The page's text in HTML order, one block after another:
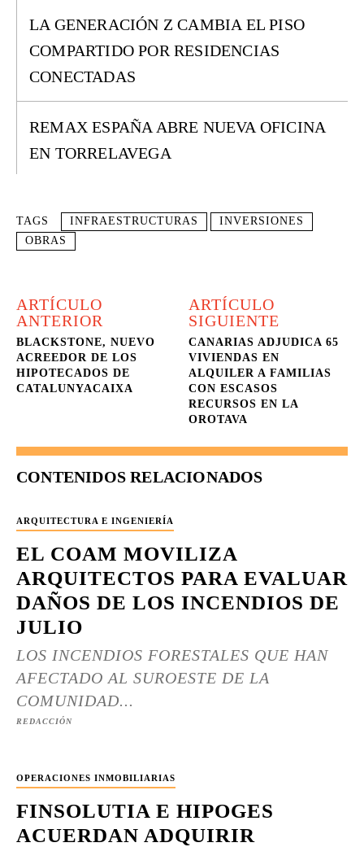
LA GENERACIÓN Z CAMBIA EL PISO
COMPARTIDO POR RESIDENCIAS
CONECTADAS
REMAX ESPAÑA ABRE NUEVA OFICINA
EN TORRELAVEGA
TAGS INFRAESTRUCTURAS
INVERSIONES
OBRAS
ARTÍCULO
ANTERIOR
BLACKSTONE, NUEVO
ACREEDOR DE LOS
HIPOTECADOS DE
CATALUNYACAIXA
ARTÍCULO
SIGUIENTE
CANARIAS ADJUDICA 65
VIVIENDAS EN
ALQUILER A FAMILIAS
CON ESCASOS
RECURSOS EN LA
OROTAVA
CONTENIDOS RELACIONADOS
ARQUITECTURA E INGENIERÍA
EL COAM MOVILIZA
ARQUITECTOS PARA EVALUAR
DAÑOS DE LOS INCENDIOS DE
JULIO
LOS INCENDIOS FORESTALES QUE HAN
AFECTADO AL SUROESTE DE LA
COMUNIDAD...
REDACCIÓN
OPERACIONES INMOBILIARIAS
FINSOLUTIA E HIPOGES
ACUERDAN ADQUIRIR